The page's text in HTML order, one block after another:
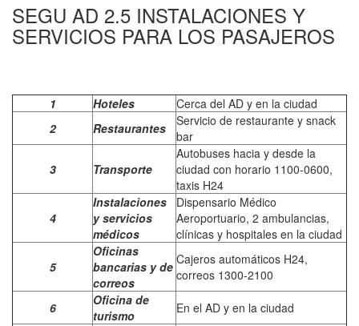
SEGU AD 2.5 INSTALACIONES Y
SERVICIOS PARA LOS PASAJEROS
1 Hoteles
Cerca del AD y en la ciudad
2
Restaurantes
Servicio de restaurante y snack
bar
3 Transporte
Autobuses hacia y desde la
ciudad con horario 1100-0600,
taxis H24
4
Instalaciones
y servicios
médicos
Dispensario Médico
Aeroportuario, 2 ambulancias,
clínicas y hospitales en la ciudad
5
Oficinas
bancarias y de
correos
Cajeros automáticos H24,
correos 1300-2100
6
Oficina de
turismo
En el AD y en la ciudad